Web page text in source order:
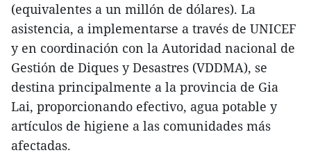
(equivalentes a un millón de dólares). La
asistencia, a implementarse a través de UNICEF
y en coordinación con la Autoridad nacional de
Gestión de Diques y Desastres (VDDMA), se
destina principalmente a la provincia de Gia
Lai, proporcionando efectivo, agua potable y
artículos de higiene a las comunidades más
afectadas.